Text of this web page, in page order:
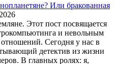
Или бракованная
Этот пост посвящается
и невольным
Сегодня у нас в
детектив из жизни
В главных ролях: я,